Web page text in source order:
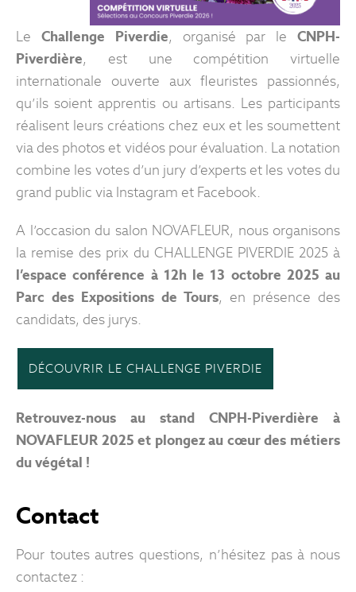
Le Challenge Piverdie, organisé par leCNPH-
Piverdière, est une compétition virtuelle
internationale ouverte aux fleuristes passionnés,
qu’ils soient apprentis ou artisans. Les participants
réalisent leurs créations chez eux et les soumettent
via des photos et vidéos pour évaluation. La notation
combine les votes d’un jury d’experts et les votes du
grand public via Instagram et Facebook.
A l’occasion du salon NOVAFLEUR, nous organisons
la remise des prix du CHALLENGE PIVERDIE 2025 à
l’espace conférence à 12h le 13 octobre 2025 au
Parc des Expositions de Tours, en présence des
candidats, des jurys.
DÉCOUVRIR LE CHALLENGE PIVERDIE
Retrouvez-nous au stand CNPH-Piverdière à
NOVAFLEUR 2025 et plongez au cœur des métiers
du végétal !
Contact
Pour toutes autres questions, n’hésitez pas à nous
contactez :